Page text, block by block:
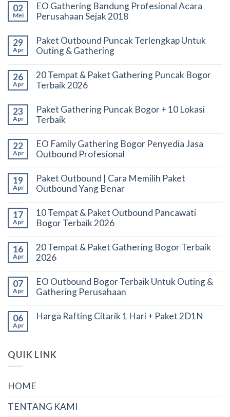
02
Mei
EO Gathering Bandung Profesional Acara
Perusahaan Sejak 2018
29
Apr
Paket Outbound Puncak Terlengkap Untuk
Outing & Gathering
26
Apr
20 Tempat & Paket Gathering Puncak Bogor
Terbaik 2026
23
Apr
Paket Gathering Puncak Bogor + 10 Lokasi
Terbaik
22
Apr
EO Family Gathering Bogor Penyedia Jasa
Outbound Profesional
19
Apr
Paket Outbound | Cara Memilih Paket
Outbound Yang Benar
17
Apr
10 Tempat & Paket Outbound Pancawati
Bogor Terbaik 2026
16
Apr
20 Tempat & Paket Gathering Bogor Terbaik
2026
07
Apr
EO Outbound Bogor Terbaik Untuk Outing &
Gathering Perusahaan
06
Apr
Harga Rafting Citarik 1 Hari + Paket 2D1N
QUIK LINK
HOME
TENTANG KAMI